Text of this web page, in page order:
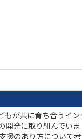
が共に育ち合うイ
発に取り組んでい
のあり方について考